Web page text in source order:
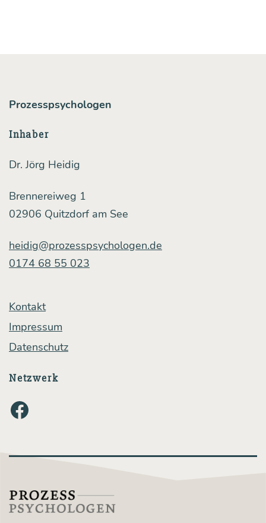
Prozesspsychologen
Inhaber
Dr. Jörg Heidig
Brennereiweg 1
02906 Quitzdorf am See
heidig@prozesspsychologen.de
0174 68 55 023
Kontakt
Impressum
Datenschutz
Netzwerk
Facebook